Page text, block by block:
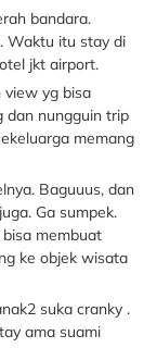
bandara.
Waktu itu stay di
jkt airport.
view yg bisa
dan nungguin trip
memang
Baguuus, dan
Ga sumpek.
membuat
ke objek wisata
suka cranky .
ama suami